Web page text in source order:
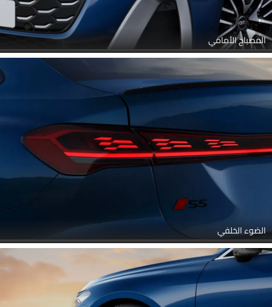
المصباح الأمامي
الضوء الخلفي